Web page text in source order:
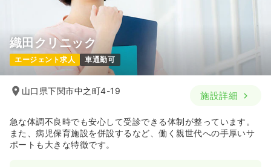
織田クリニック
エージェント求人 車通勤可
山口県下関市中之町4-19 施設詳細
急な体調不良時でも安心して受診できる体制が整っています。
また、病児保育施設を併設するなど、働く親世代への手厚いサ
ポートも大きな特徴です。